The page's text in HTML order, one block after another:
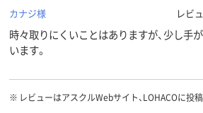
カナジ様
レビ
時々取りにくいことはありますが、少し手
います。
※ レビューはアスクルWebサイト、LOHACOに投